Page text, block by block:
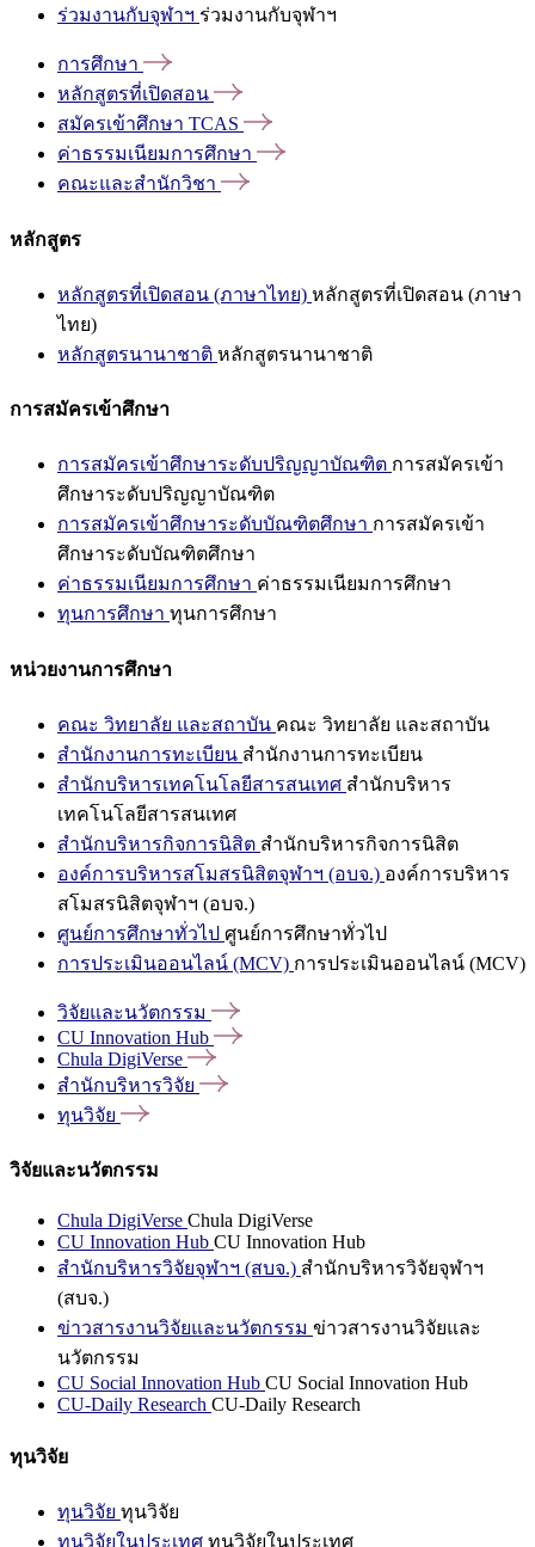
ร่วมงานกับจุฬาฯ ร่วมงานกับจุฬาฯ
การศึกษา
หลักสูตรที่เปิดสอน
สมัครเข้าศึกษา TCAS
ค่าธรรมเนียมการศึกษา
คณะและสำนักวิชา
หลักสูตร
หลักสูตรที่เปิดสอน (ภาษาไทย) หลักสูตรที่เปิดสอน (ภาษา
ไทย)
หลักสูตรนานาชาติ หลักสูตรนานาชาติ
การสมัครเข้าศึกษา
การสมัครเข้าศึกษาระดับปริญญาบัณฑิต การสมัครเข้า
ศึกษาระดับปริญญาบัณฑิต
การสมัครเข้าศึกษาระดับบัณฑิตศึกษา การสมัครเข้า
ศึกษาระดับบัณฑิตศึกษา
ค่าธรรมเนียมการศึกษา ค่าธรรมเนียมการศึกษา
ทุนการศึกษา ทุนการศึกษา
หน่วยงานการศึกษา
คณะ วิทยาลัย และสถาบัน คณะ วิทยาลัย และสถาบัน
สำนักงานการทะเบียน สำนักงานการทะเบียน
สำนักบริหารเทคโนโลยีสารสนเทศ สำนักบริหาร
เทคโนโลยีสารสนเทศ
สำนักบริหารกิจการนิสิต สำนักบริหารกิจการนิสิต
องค์การบริหารสโมสรนิสิตจุฬาฯ (อบจ.) องค์การบริหาร
สโมสรนิสิตจุฬาฯ (อบจ.)
ศูนย์การศึกษาทั่วไป ศูนย์การศึกษาทั่วไป
การประเมินออนไลน์ (MCV) การประเมินออนไลน์ (MCV)
วิจัยและนวัตกรรม
CU Innovation Hub
Chula DigiVerse
สำนักบริหารวิจัย
ทุนวิจัย
วิจัยและนวัตกรรม
Chula DigiVerse Chula DigiVerse
CU Innovation Hub CU Innovation Hub
สำนักบริหารวิจัยจุฬาฯ (สบจ.) สำนักบริหารวิจัยจุฬาฯ
(สบจ.)
ข่าวสารงานวิจัยและนวัตกรรม ข่าวสารงานวิจัยและ
นวัตกรรม
CU Social Innovation Hub CU Social Innovation Hub
CU-Daily Research CU-Daily Research
ทุนวิจัย
ทุนวิจัย ทุนวิจัย
ทุนวิจัยในประเทศ ทุนวิจัยในประเทศ